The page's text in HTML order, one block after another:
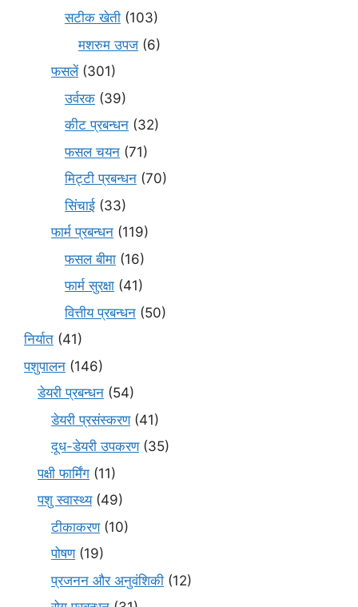
सटीक खेती (103)
मशरुम उपज (6)
फसलें(301)
उर्वरक (39)
कीट प्रबन्धन (32)
फसल चयन (71)
मि‌ट्टी प्रबन्धन (70)
सिंचाई (33)
फार्म प्रबन्धन (119)
फसल बीमा (16)
फार्म सुरक्षा (41)
वित्तीय प्रबन्धन (50)
निर्यात (41)
पशुपालन (146)
डेयरी प्रबन्धन (54)
डेयरी प्रसंस्करण(41)
दूध-डेयरी उपकरण(35)
पक्षी फार्मिंग (11)
पशु स्वास्थ्य(49)
टीकाकरण(10)
पोषण(19)
प्रजनन और अनुवंशिकी (12)